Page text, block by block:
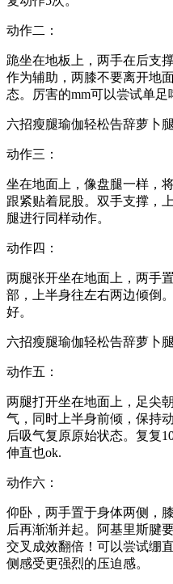
动作二：
跪坐在地板上，两手在后支
作为辅助，两膝不要离开地
态。厉害的mm可以尝试单足
六招瘦腿瑜伽轻松告辞萝卜腿
动作三：
坐在地面上，像盘腿一样，
跟紧贴着屁股。双手支撑，
腿进行同样动作。
动作四：
两腿张开坐在地面上，两手
部，上半身往左右两边倾倒
好。
六招瘦腿瑜伽轻松告辞萝卜腿
动作五：
两腿打开坐在地面上，足尖
气，同时上半身前倾，保持
后吸气复原原始状态。复复
伸直也ok.
动作六：
仰卧，两手置于身体两侧，
后再渐渐并起。阿基里斯腱
交叉成效翻倍！可以尝试绷
侧感受更强烈的压迫感。